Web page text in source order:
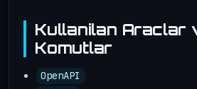
Kullanilan Araclar
Komutlar
OpenAPI